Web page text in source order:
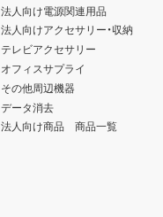
法人向け電源関連用品
法人向けアクセサリー・収納
テレビアクセサリー
オフィスサプライ
その他周辺機器
データ消去
法人向け商品 商品一覧